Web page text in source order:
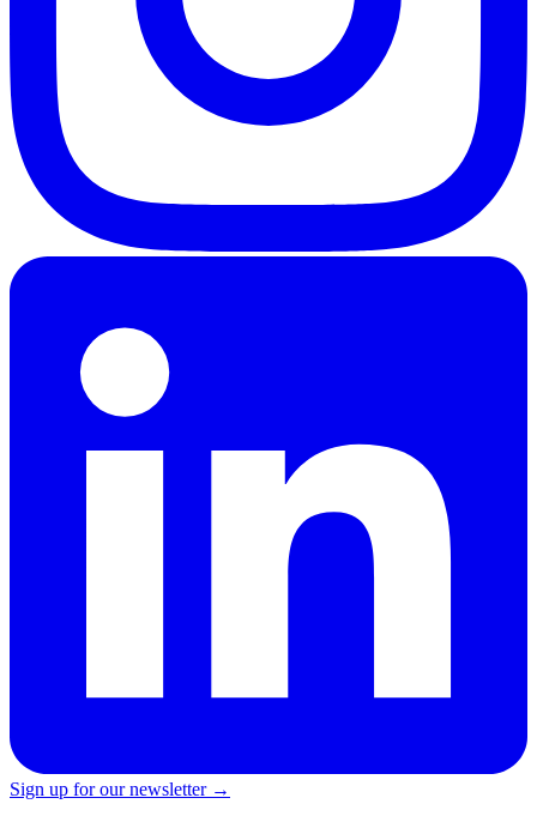
Sign up for our newsletter →